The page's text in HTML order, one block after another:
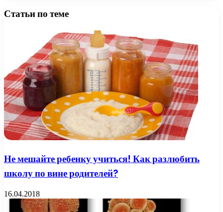
Статьи по теме
Не мешайте ребенку учиться! Как разлюбить
школу по вине родителей?
16.04.2018